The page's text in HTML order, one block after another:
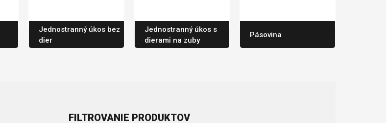
Jednostranný úkos bez
dier
Jednostranný úkos s
dierami na zuby
Pásovina